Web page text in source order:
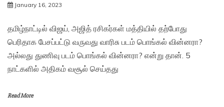
January 16, 2023
தமிழ்நாட்டில் விஜய், அஜித் ரசிகர்கள் மத்தியில் தற்போது
பெரிதாக பேசப்பட்டு வருவது வாரிசு படம் பொங்கல் வின்னரா?
அல்லது துணிவு படம் பொங்கல் வின்னரா? என்று தான். 5
நாட்களில் அதிகம் வசூல் செய்தது
Read More